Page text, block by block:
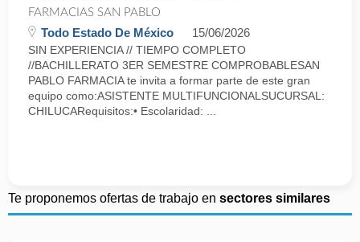
FARMACIAS SAN PABLO
Todo Estado De México 15/06/2026
SIN EXPERIENCIA // TIEMPO COMPLETO
//BACHILLERATO 3ER SEMESTRE COMPROBABLESAN
PABLO FARMACIA te invita a formar parte de este gran
equipo como:ASISTENTE MULTIFUNCIONALSUCURSAL:
CHILUCARequisitos:• Escolaridad: ...
Te proponemos ofertas de trabajo en sectores similares